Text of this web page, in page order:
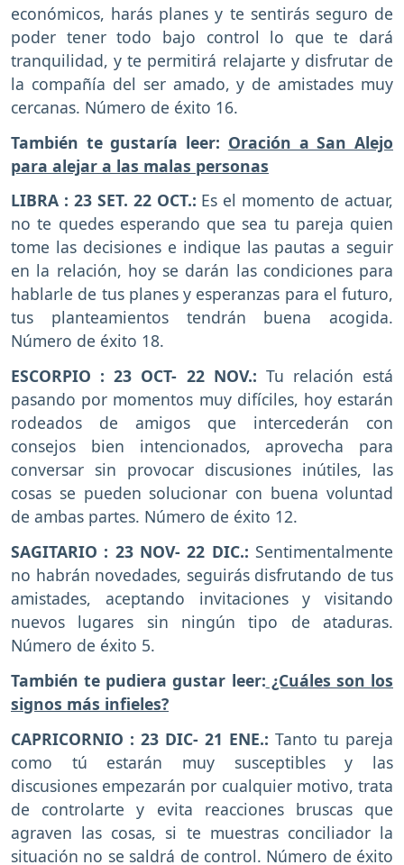
económicos, harás planes y te sentirás seguro de
poder tener todo bajo control lo que te dará
tranquilidad, y te permitirá relajarte y disfrutar de
la compañía del ser amado, y de amistades muy
cercanas. Número de éxito 16.
También te gustaría leer: Oración a San Alejo
para alejar a las malas personas
LIBRA : 23 SET. 22 OCT.: Es el momento de actuar,
no te quedes esperando que sea tu pareja quien
tome las decisiones e indique las pautas a seguir
en la relación, hoy se darán las condiciones para
hablarle de tus planes y esperanzas para el futuro,
tus planteamientos tendrán buena acogida.
Número de éxito 18.
ESCORPIO : 23 OCT- 22 NOV.: Tu relación está
pasando por momentos muy difíciles, hoy estarán
rodeados de amigos que intercederán con
consejos bien intencionados, aprovecha para
conversar sin provocar discusiones inútiles, las
cosas se pueden solucionar con buena voluntad
de ambas partes. Número de éxito 12.
SAGITARIO : 23 NOV- 22 DIC.: Sentimentalmente
no habrán novedades, seguirás disfrutando de tus
amistades, aceptando invitaciones y visitando
nuevos lugares sin ningún tipo de ataduras.
Número de éxito 5.
También te pudiera gustar leer: ¿Cuáles son los
signos más infieles?
CAPRICORNIO : 23 DIC- 21 ENE.: Tanto tu pareja
como tú estarán muy susceptibles y las
discusiones empezarán por cualquier motivo, trata
de controlarte y evita reacciones bruscas que
agraven las cosas, si te muestras conciliador la
situación no se saldrá de control. Número de éxito